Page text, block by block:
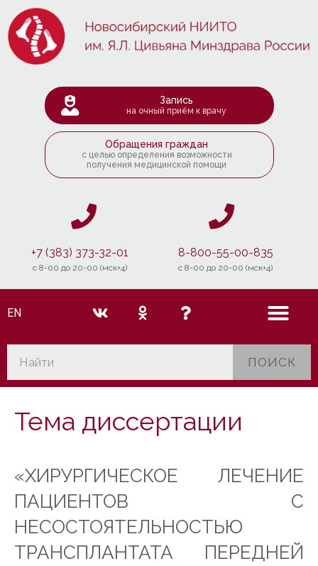
Запись
на очный приём к врачу
Обращения граждан
с целью определения возможности
получения медицинской помощи
+7 (383) 373-32-01
c 8-00 до 20-00 (мск+4)
8-800-55-00-835
c 8-00 до 20-00 (мск+4)
EN
ПОИСК
Тема диссертации
«ХИРУРГИЧЕСКОЕ ЛЕЧЕНИЕ
ПАЦИЕНТОВ С
НЕСОСТОЯТЕЛЬНОСТЬЮ
ТРАНСПЛАНТАТА ПЕРЕДНЕЙ